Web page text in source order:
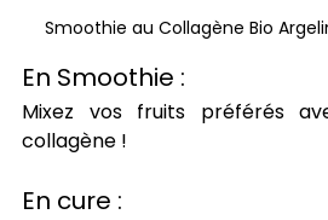
Smoothie au Collagène Bio
En Smoothie :
Mixez vos fruits préférés
collagène !
En cure :